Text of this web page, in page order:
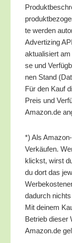
te wer­den
Adver­tiz­ing
aktua­li­siert
se und
nen Stand
Für den Kauf
Preis und
Amazon.de
*) Als
Ver­käu­fen.
klickst, wirst
du dort das
dadurch
Mit dei­nem
Betrieb die­ser
Amazon.de